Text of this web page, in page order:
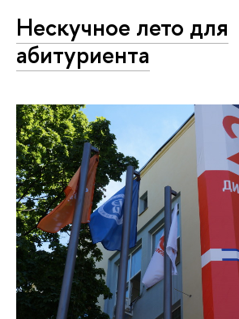
Нескучное лето для
абитуриента